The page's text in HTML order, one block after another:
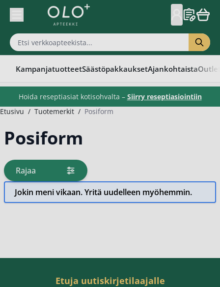
Skip to Content
KampanjatuotteetSäästöpakkauksetAjankohtaista
Hoida reseptiasiat kotisohvalta – Siirry reseptiasiointiin
Etusivu / Tuotemerkit / Posiform
Posiform
Rajaa
tuotteita
Jokin meni vikaan. Yritä uudelleen myöhemmin.
Etuja uutiskirjetilaajalle